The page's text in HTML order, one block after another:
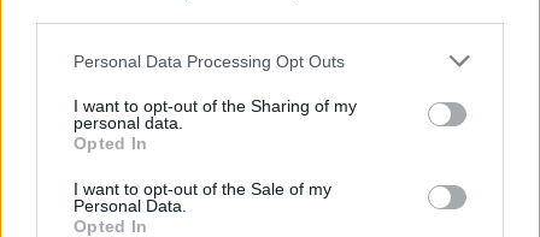
Please note that this website/app uses one or more Google
not limited to your visit or usage behaviour. You may click to
grant or deny consent to Google and its third-party tags to
use your data for below specified purposes in below Google
consent section.
Personal Data Processing Opt Outs
I want to opt-out of the Sharing of my
personal data.
Opted In
I want to opt-out of the Sale of my
Personal Data.
Opted In